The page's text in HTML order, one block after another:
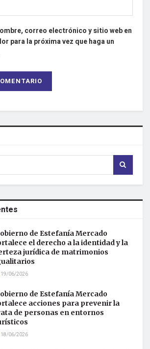
correo electrónico y sitio web en
para la próxima vez que haga un
de Estefanía Mercado
el derecho a la identidad y la
jurídica de matrimonios
19/06/2026
de Estefanía Mercado
acciones para prevenir la
de personas en entornos
18/06/2026